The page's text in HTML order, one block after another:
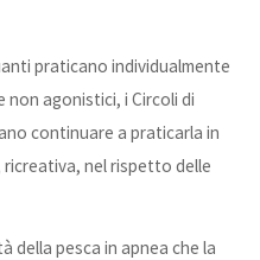
praticano individualmente
non agonistici, i Circoli di
continuare a praticarla in
nel rispetto delle
della pesca in apnea che la